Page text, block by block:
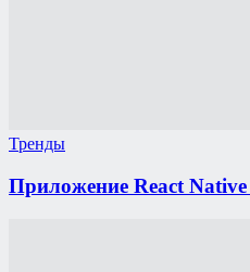
Тренды
Приложение React